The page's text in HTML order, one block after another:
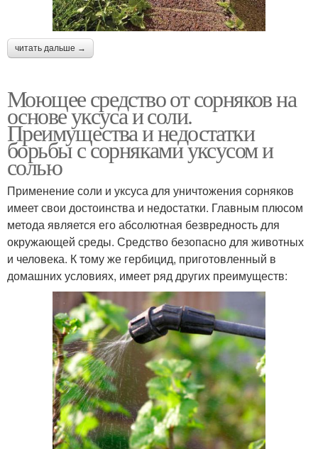
читать дальше →
Моющее средство от сорняков на
основе уксуса и соли.
Преимущества и недостатки
борьбы с сорняками уксусом и
солью
Применение соли и уксуса для уничтожения сорняков
имеет свои достоинства и недостатки. Главным плюсом
метода является его абсолютная безвредность для
окружающей среды. Средство безопасно для животных
и человека. К тому же гербицид, приготовленный в
домашних условиях, имеет ряд других преимуществ: